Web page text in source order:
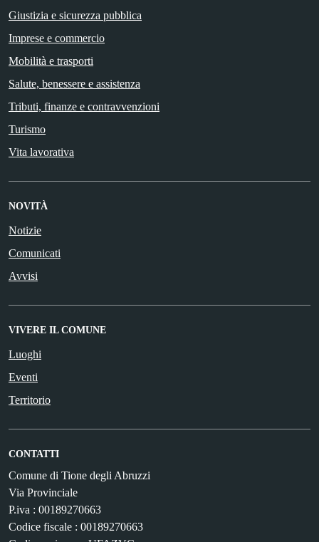
Giustizia e sicurezza pubblica
Imprese e commercio
Mobilità e trasporti
Salute, benessere e assistenza
Tributi, finanze e contravvenzioni
Turismo
Vita lavorativa
NOVITÀ
Notizie
Comunicati
Avvisi
VIVERE IL COMUNE
Luoghi
Eventi
Territorio
CONTATTI
Comune di Tione degli Abruzzi
Via Provinciale
P.iva : 00189270663
Codice fiscale : 00189270663